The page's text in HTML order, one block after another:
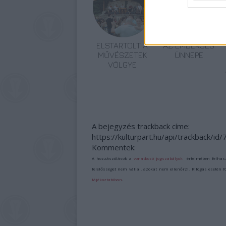
ELSTARTOLT A
MŰVÉSZETEK
VÖLGYE
AZ EMBERSÉG
ÜNNEPE
A bejegyzés trackback címe:
https://kulturpart.hu/api/trackback/id/
Kommentek:
A hozzászólások avonatkozó jogszabályok értelmében
felelősséget nem vállal, azokat nem ellenőrzi. Kifogás esetén
tájékoztatóban